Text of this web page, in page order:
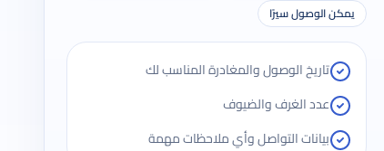
يمكن الوصول سيرًا
تاريخ الوصول والمغادرة المناسب لك
عدد الغرف والضيوف
بيانات التواصل وأي ملاحظات مهمة